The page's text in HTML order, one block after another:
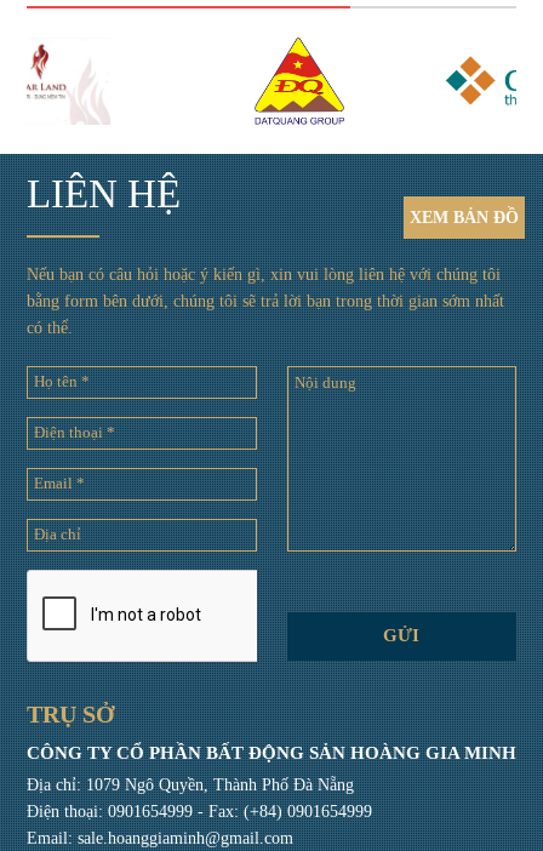
XEM BẢN ĐỒ
LIÊN HỆ
Nếu bạn có câu hỏi hoặc ý kiến gì, xin vui lòng liên hệ với chúng tôi
bằng form bên dưới, chúng tôi sẽ trả lời bạn trong thời gian sớm nhất
có thể.
TRỤ SỞ
CÔNG TY CỔ PHẦN BẤT ĐỘNG SẢN HOÀNG GIA MINH
Địa chỉ: 1079 Ngô Quyền, Thành Phố Đà Nẵng
Điện thoại:0901654999- Fax: (+84) 0901654999
Email:sale.hoanggiaminh@gmail.com